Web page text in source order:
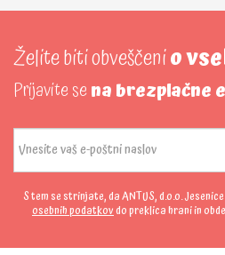
Želite biti obveščenio
Prijavite sena brezplačne
S tem se strinjate, da ANTUS, d.o.o.
osebnih podatkovdo preklica hrani in